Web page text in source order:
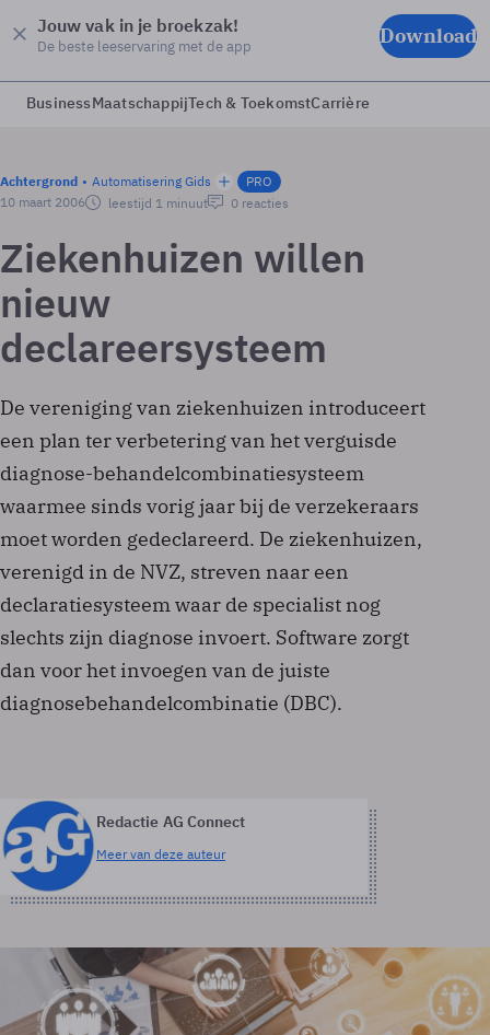
Jouw vak in je broekzak!
De beste leeservaring met de app Download
BusinessMaatschappijTech & ToekomstCarrière
Achtergrond Automatisering Gids
PRO
10 maart 2006
leestijd 1 minuut 0 reacties
Ziekenhuizen willen
nieuw
declareersysteem
De vereniging van ziekenhuizen introduceert
een plan ter verbetering van het verguisde
diagnose-behandelcombinatiesysteem
waarmee sinds vorig jaar bij de verzekeraars
moet worden gedeclareerd. De ziekenhuizen,
verenigd in de NVZ, streven naar een
declaratiesysteem waar de specialist nog
slechts zijn diagnose invoert. Software zorgt
dan voor het invoegen van de juiste
diagnosebehandelcombinatie (DBC).
Redactie AG Connect
Meer van deze auteur